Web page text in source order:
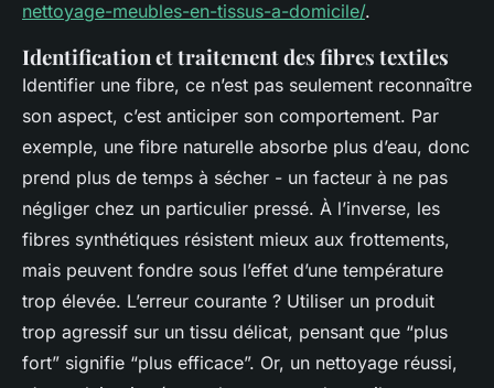
nettoyage-meubles-en-tissus-a-domicile/.
Identification et traitement des fibres textiles
Identifier une fibre, ce n’est pas seulement reconnaître
son aspect, c’est anticiper son comportement. Par
exemple, une fibre naturelle absorbe plus d’eau, donc
prend plus de temps à sécher - un facteur à ne pas
négliger chez un particulier pressé. À l’inverse, les
fibres synthétiques résistent mieux aux frottements,
mais peuvent fondre sous l’effet d’une température
trop élevée. L’erreur courante ? Utiliser un produit
trop agressif sur un tissu délicat, pensant que “plus
fort” signifie “plus efficace”. Or, un nettoyage réussi,